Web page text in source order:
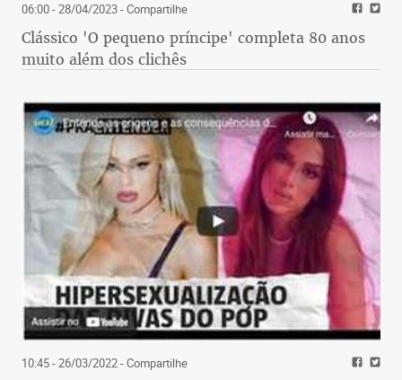
06:00 - 28/04/2023- Compartilhe
Clássico 'O pequeno príncipe' completa 80 anos
muito além dos clichês
10:45 - 26/03/2022- Compartilhe